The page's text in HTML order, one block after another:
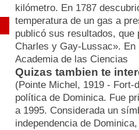
kilómetro. En 1787
temperatura de un gas a
publicó sus resultados,
Charles y Gay-Lussac».
Academia de las Ciencias
Quizas tambien te
(Pointe Michel, 1919 - Fort-
política de Dominica. Fue
a 1995. Considerada un
independencia de